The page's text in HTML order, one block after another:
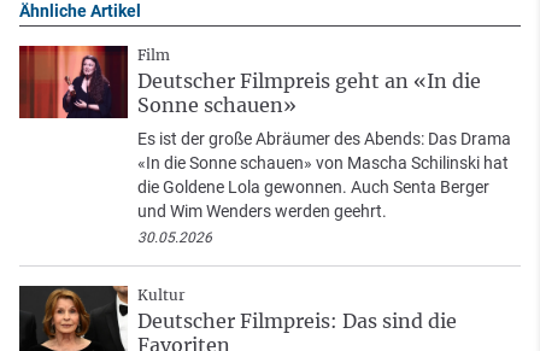
Ähnliche Artikel
Film
Deutscher Filmpreis geht an «In die
Sonne schauen»
Es ist der große Abräumer des Abends: Das Drama
«In die Sonne schauen» von Mascha Schilinski hat
die Goldene Lola gewonnen. Auch Senta Berger
und Wim Wenders werden geehrt.
30.05.2026
Kultur
Deutscher Filmpreis: Das sind die
Favoriten